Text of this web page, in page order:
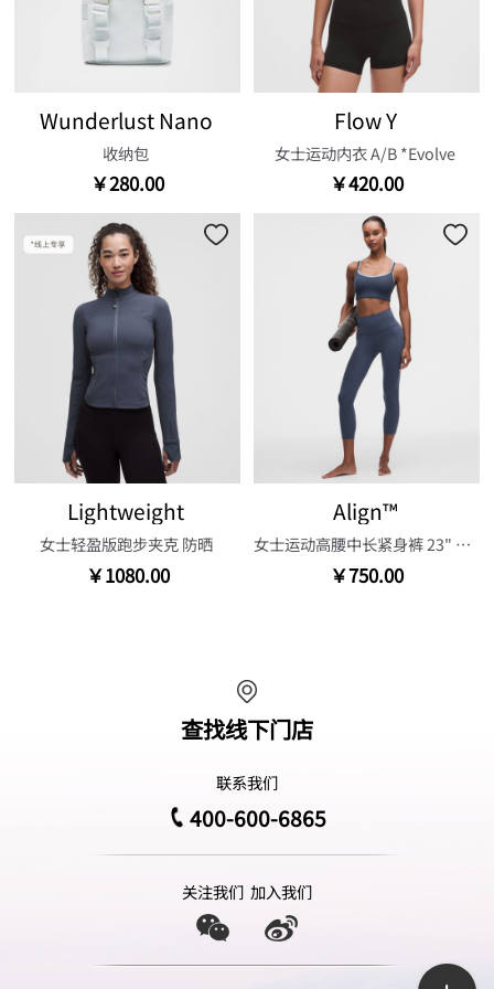
Wunderlust Nano
收纳包
￥280.00
Flow Y
女士运动内衣 A/B *Evolve
￥420.00
Lightweight
女士轻盈版跑步夹克 防晒
￥1080.00
Align™
女士运动高腰中长紧身裤 23" 芯吸
￥750.00
查找线下门店
联系我们
400-600-6865
关注我们 加入我们